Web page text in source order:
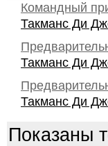
Командный
Такманс Ди
Такманс Ди
Такманс Ди
Показаны